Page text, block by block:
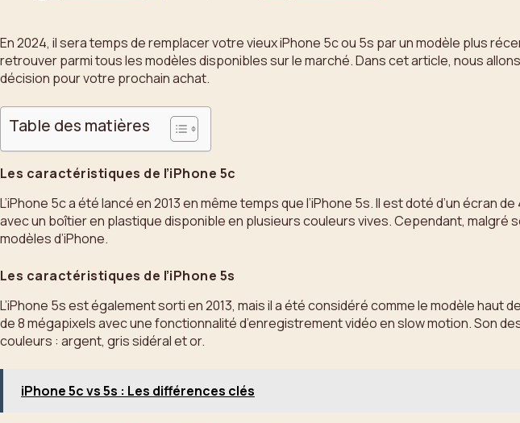
En 2024, il sera temps de remplacer votre vieux iPhone 5c ou 5s par un modèle plus
retrouver parmi tous les modèles disponibles sur le marché. Dans cet article, nous
décision pour votre prochain achat.
Table des matières
Les caractéristiques de l’iPhone 5c
L’iPhone 5c a été lancé en 2013 en même temps que l’iPhone 5s. Il est doté d’un
avec un boîtier en plastique disponible en plusieurs couleurs vives. Cependant,
modèles d’iPhone.
Les caractéristiques de l’iPhone 5s
L’iPhone 5s est également sorti en 2013, mais il a été considéré comme le modèle
de 8 mégapixels avec une fonctionnalité d’enregistrement vidéo en slow motion. Son
couleurs : argent, gris sidéral et or.
iPhone 5c vs 5s : Les différences clés